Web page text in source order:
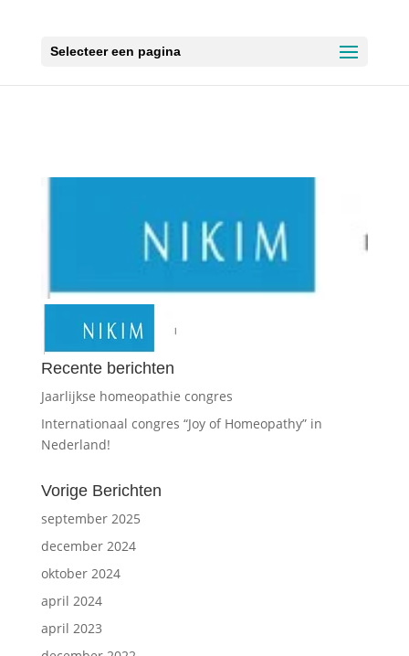
Selecteer een pagina
Recente berichten
Jaarlijkse homeopathie congres
Internationaal congres “Joy of Homeopathy” in
Nederland!
Vorige Berichten
september 2025
december 2024
oktober 2024
april 2024
april 2023